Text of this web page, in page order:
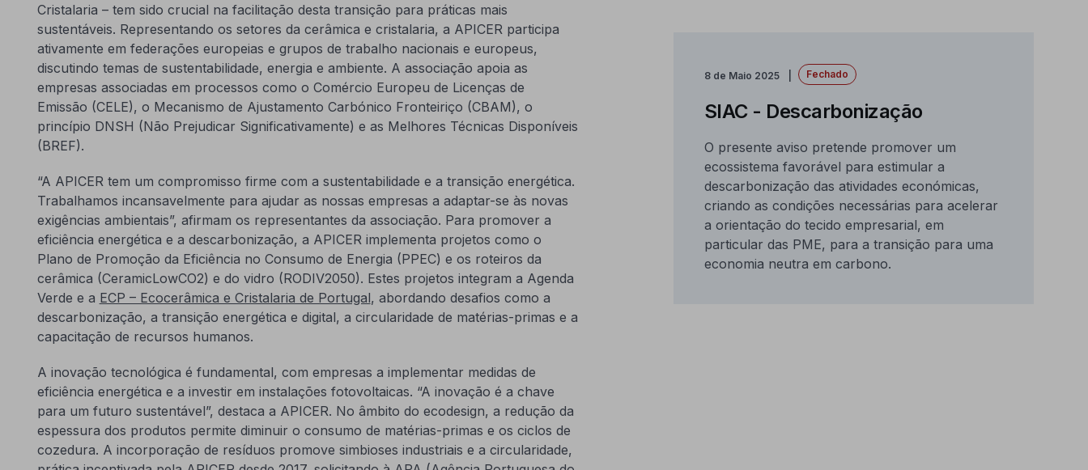
Cristalaria – tem sido crucial na facilitação desta transição para práticas mais
sustentáveis. Representando os setores da cerâmica e cristalaria, a APICER participa
ativamente em federações europeias e grupos de trabalho nacionais e europeus,
discutindo temas de sustentabilidade, energia e ambiente. A associação apoia as
empresas associadas em processos como o Comércio Europeu de Licenças de
Emissão (CELE), o Mecanismo de Ajustamento Carbónico Fronteiriço (CBAM), o
princípio DNSH (Não Prejudicar Significativamente) e as Melhores Técnicas Disponíveis
(BREF).
“A APICER tem um compromisso firme com a sustentabilidade e a transição energética.
Trabalhamos incansavelmente para ajudar as nossas empresas a adaptar-se às novas
exigências ambientais”, afirmam os representantes da associação. Para promover a
eficiência energética e a descarbonização, a APICER implementa projetos como o
Plano de Promoção da Eficiência no Consumo de Energia (PPEC) e os roteiros da
cerâmica (CeramicLowCO2) e do vidro (RODIV2050). Estes projetos integram a Agenda
Verde e a ECP – Ecocerâmica e Cristalaria de Portugal, abordando desafios como a
descarbonização, a transição energética e digital, a circularidade de matérias-primas e a
capacitação de recursos humanos.
A inovação tecnológica é fundamental, com empresas a implementar medidas de
eficiência energética e a investir em instalações fotovoltaicas. “A inovação é a chave
para um futuro sustentável”, destaca a APICER. No âmbito do ecodesign, a redução da
espessura dos produtos permite diminuir o consumo de matérias-primas e os ciclos de
cozedura. A incorporação de resíduos promove simbioses industriais e a circularidade,
8 de Maio 2025 Fechado
SIAC - Descarbonização
O presente aviso pretende promover um
ecossistema favorável para estimular a
descarbonização das atividades económicas,
criando as condições necessárias para acelerar
a orientação do tecido empresarial, em
particular das PME, para a transição para uma
economia neutra em carbono.